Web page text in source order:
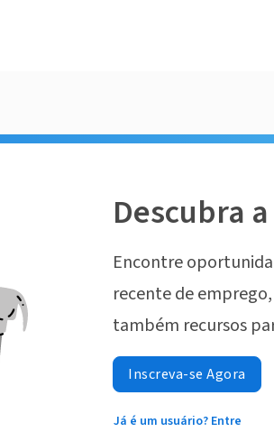
Descubra
Encontre
recente de
também recursos
Inscreva-se Agora
Já é um usuário? Entre